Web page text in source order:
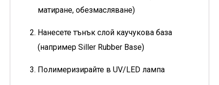
матиране, обезмасляване)
Нанесете тънък слой каучукова база
(например Siller Rubber Base)
Полимеризирайте в UV/LED лампа